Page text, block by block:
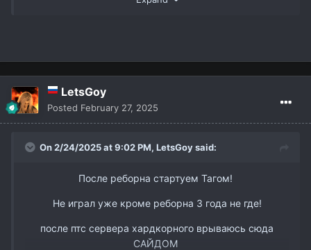
LetsGoy
Posted February 27, 2025
On 2/24/2025 at 9:02 PM, LetsGoysaid:
После реборна стартуем Тагом!
Не играл уже кроме реборна 3 года не где!
после птс сервера хардкорного врываюсь сюда
САЙДОМ